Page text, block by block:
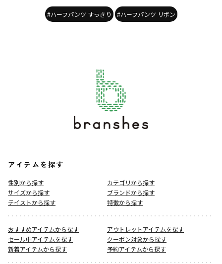
#ハーフパンツ すっきり #ハーフパンツ リボン
アイテムを探す
性別から探す
カテゴリから探す
サイズから探す
ブランドから探す
テイストから探す
特徴から探す
おすすめアイテムから探す
アウトレットアイテムを探す
セール中アイテムを探す
クーポン対象から探す
新着アイテムから探す
予約アイテムから探す